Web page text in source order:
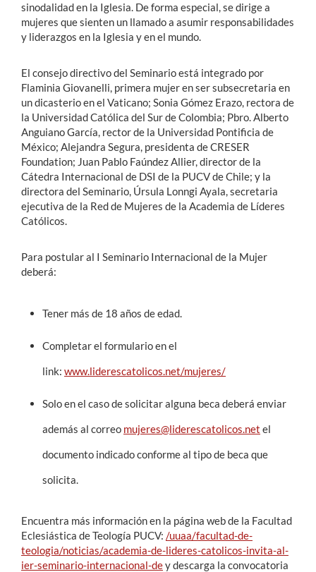
sinodalidad en la Iglesia. De forma especial, se dirige a
mujeres que sienten un llamado a asumir responsabilidades
y liderazgos en la Iglesia y en el mundo.
El consejo directivo del Seminario está integrado por
Flaminia Giovanelli, primera mujer en ser subsecretaria en
un dicasterio en el Vaticano; Sonia Gómez Erazo, rectora de
la Universidad Católica del Sur de Colombia; Pbro. Alberto
Anguiano García, rector de la Universidad Pontificia de
México; Alejandra Segura, presidenta de CRESER
Foundation; Juan Pablo Faúndez Allier, director de la
Cátedra Internacional de DSI de la PUCV de Chile; y la
directora del Seminario, Úrsula Lonngi Ayala, secretaria
ejecutiva de la Red de Mujeres de la Academia de Líderes
Católicos.
Para postular al I Seminario Internacional de la Mujer
deberá:
Tener más de 18 años de edad.
Completar el formulario en el
link: www.liderescatolicos.net/mujeres/
Solo en el caso de solicitar alguna beca deberá enviar
además al correo mujeres@liderescatolicos.net el
documento indicado conforme al tipo de beca que
solicita.
Encuentra más información en la página web de la Facultad
Eclesiástica de Teología PUCV: /uuaa/facultad-de-
teologia/noticias/academia-de-lideres-catolicos-invita-al-
ier-seminario-internacional-dey descarga la convocatoria